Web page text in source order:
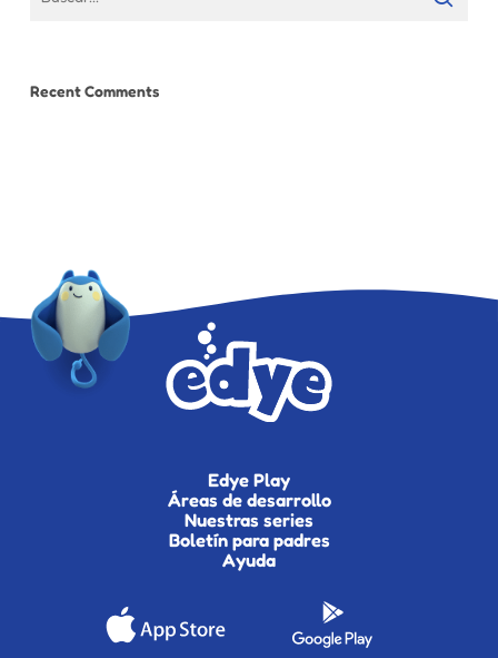
Recent Comments
Edye Play
Áreas de desarrollo
Nuestras series
Boletín para padres
Ayuda